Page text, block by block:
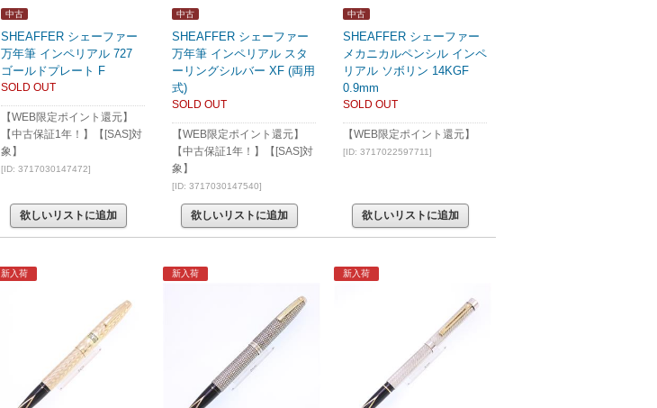
中古
SHEAFFER シェーファー
万年筆 インペリアル 727
ゴールドプレート F
SOLD OUT
【WEB限定ポイント還元】
【中古保証1年！】【[SAS]対
象】
[ID: 3717030147472]
欲しいリストに追加
中古
SHEAFFER シェーファー
万年筆 インペリアル スタ
ーリングシルバー XF (両用
式)
SOLD OUT
【WEB限定ポイント還元】
【中古保証1年！】【[SAS]対
象】
[ID: 3717030147540]
欲しいリストに追加
中古
SHEAFFER シェーファー
メカニカルペンシル インペ
リアル ソボリン 14KGF
0.9mm
SOLD OUT
【WEB限定ポイント還元】
[ID: 3717022597711]
欲しいリストに追加
新入荷 新入荷 新入荷